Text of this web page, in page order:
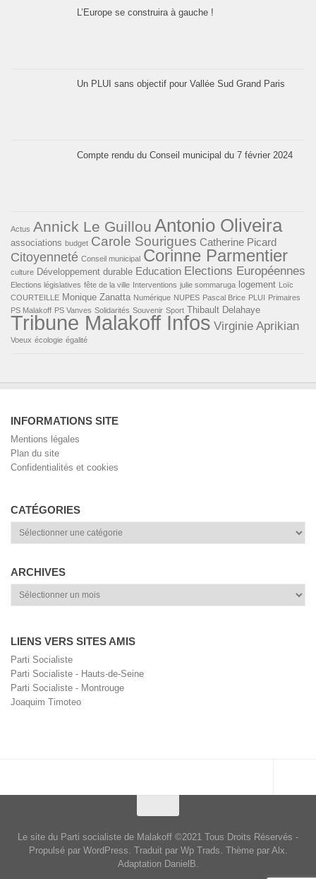
L’Europe se construira à gauche !
Un PLUI sans objectif pour Vallée Sud Grand Paris
Compte rendu du Conseil municipal du 7 février 2024
Actus Annick Le Guillou Antonio Oliveira
associations budget Carole Sourigues Catherine Picard
Citoyenneté Conseil municipal Corinne Parmentier
culture Développement durable Education Elections Européennes
Elections législatives fête de la ville Interventions julie sommaruga logement Loïc
COURTEILLE Monique Zanatta Numérique NUPES Pascal Brice PLUI Primaires
PS Malakoff PS Vanves Solidarités Souvenir Sport Thibault Delahaye
Tribune Malakoff Infos Virginie Aprikian
Voeux écologie égalité
INFORMATIONS SITE
Mentions légales
Plan du site
Confidentialités et cookies
CATÉGORIES
Catégories
ARCHIVES
Archives
LIENS VERS SITES AMIS
Parti Socialiste
Parti Socialiste - Hauts-de-Seine
Parti Socialiste - Montrouge
Joaquim Timoteo
Le site du Parti socialiste de Malakoff ©2021 Tous Droits Réservés -
Propulsé par WordPress. Traduit par Wp Trads. Thème par Alx.
Adaptation DanielB.